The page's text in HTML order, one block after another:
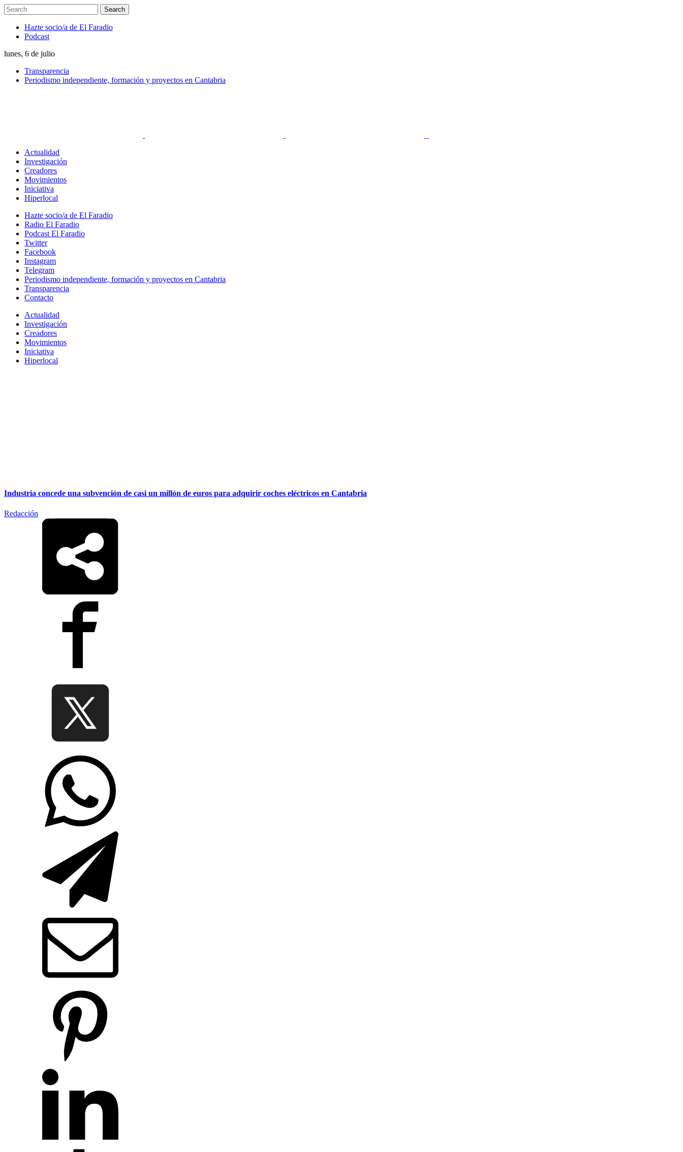
Hazte socio/a de El Faradio
Podcast
lunes, 6 de julio
Transparencia
Periodismo independiente, formación y proyectos en Cantabria
Actualidad
Investigación
Creadores
Movimientos
Iniciativa
Hiperlocal
Hazte socio/a de El Faradio
Radio El Faradio
Podcast El Faradio
Twitter
Facebook
Instagram
Telegram
Periodismo independiente, formación y proyectos en Cantabria
Transparencia
Contacto
Actualidad
Investigación
Creadores
Movimientos
Iniciativa
Hiperlocal
Industria concede una subvención de casi un millón de euros para adquirir coches eléctricos en Cantabria
Redacción